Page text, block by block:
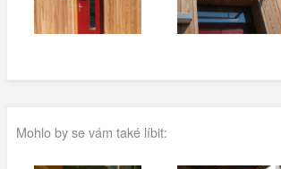
Mohlo by se vám také líbit: